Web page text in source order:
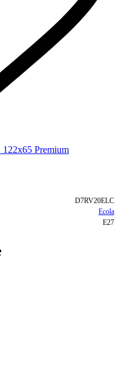
Premium
D7RV20ELC
Ecola
E27